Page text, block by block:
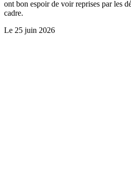
ont bon espoir de voir reprises par les
cadre.
Le 25 juin 2026